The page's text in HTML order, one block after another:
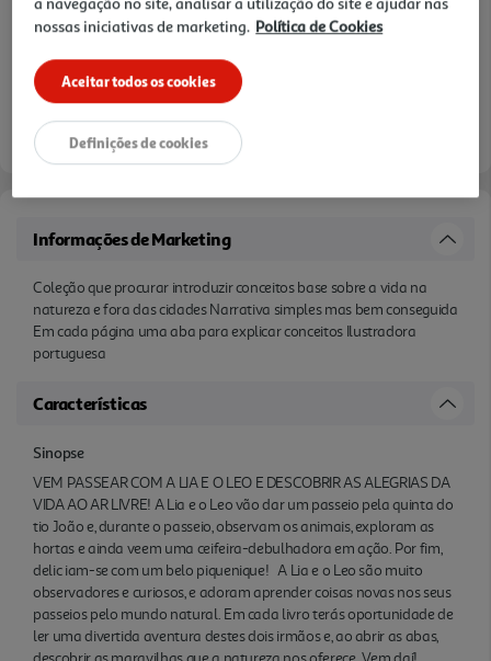
Informações de Marketing
Coleção que procurar introduzir conceitos base sobre a vida na
natureza e fora das cidades Narrativa simples mas bem conseguida
Em cada página uma aba para explicar conceitos Ilustradora
portuguesa
Características
Sinopse
VEM PASSEAR COM A LIA E O LEO E DESCOBRIR AS ALEGRIAS DA
VIDA AO AR LIVRE! A Lia e o Leo vão dar um passeio pela quinta do
tio João e, durante o passeio, observam os animais, exploram as
hortas e ainda veem uma ceifeira-debulhadora em ação. Por fim,
delic iam-se com um belo piquenique! A Lia e o Leo são muito
observadores e curiosos, e adoram aprender coisas novas nos seus
passeios pelo mundo natural. Em cada livro terás oportunidade de
ler uma divertida aventura destes dois irmãos e, ao abrir as abas,
nossas iniciativas de marketing. Política de Cookies
Aceitar todos os cookies
Definições de cookies